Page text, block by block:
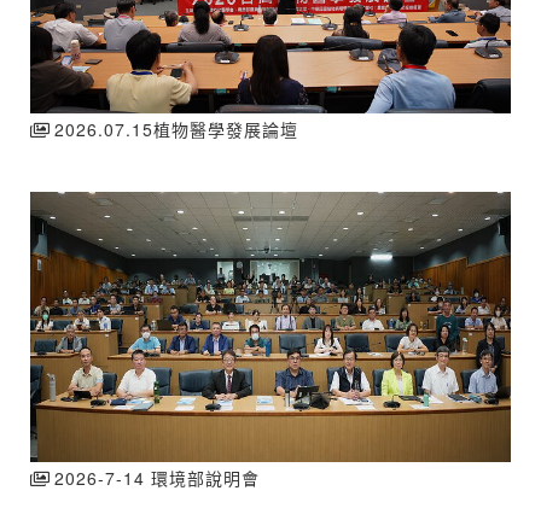
2026.07.15植物醫學發展論壇
2026-7-14 環境部說明會